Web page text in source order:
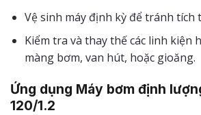
Vệ sinh máy định kỳ để tránh tích
Kiểm tra và thay thế các linh kiện
màng bơm, van hút, hoặc gioăng.
Ứng dụng Máy bơm định
120/1.2